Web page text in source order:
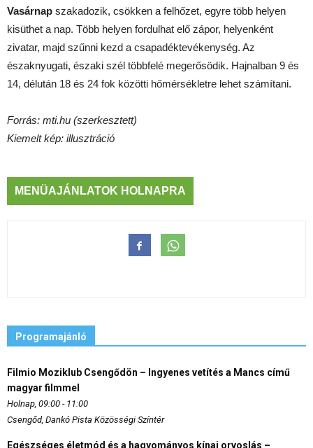
Vasárnap szakadozik, csökken a felhőzet, egyre több helyen
kisüthet a nap. Több helyen fordulhat elő zápor, helyenként
zivatar, majd szűnni kezd a csapadéktevékenység. Az
északnyugati, északi szél többfelé megerősödik. Hajnalban 9 és
14, délután 18 és 24 fok közötti hőmérsékletre lehet számítani.
Forrás: mti.hu (szerkesztett)
Kiemelt kép: illusztráció
MENÜAJÁNLATOK HOLNAPRA
Programajánló
Filmio Moziklub Csengődön – Ingyenes vetítés a Mancs című
magyar filmmel
Holnap, 09:00 - 11:00
Csengőd, Dankó Pista Közösségi Színtér
Egészséges életmód és a hagyományos kínai orvoslás –